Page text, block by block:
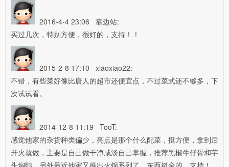
2016-4-4 23:06 靠边站:
买过几次，特别方便，很好的，支持！！
2015-2-8 17:10 xiaoxiao22:
不错，有些菜好像比唐人的超市还便宜点，不过菜式还不够多，下
次试试看。
2014-12-8 11:19 TooT:
感觉他家的杂货种类偏少，亮点是那个什么配菜，挺方便，拿到后
开火就做，主要是自己做干净咸淡自己掌握，推荐黑椒牛仔骨和芋